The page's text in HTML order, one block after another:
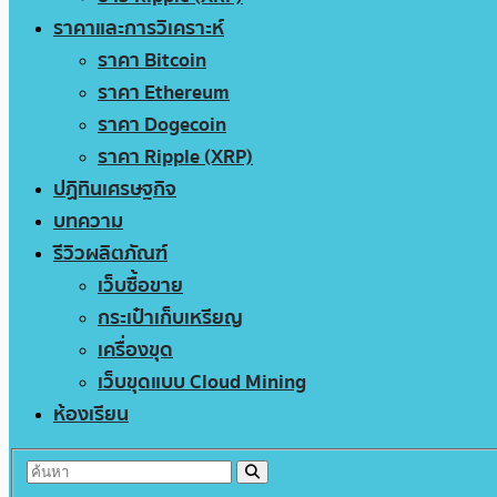
ราคาและการวิเคราะห์
ราคา Bitcoin
ราคา Ethereum
ราคา Dogecoin
ราคา Ripple (XRP)
ปฏิทินเศรษฐกิจ
บทความ
รีวิวผลิตภัณฑ์
เว็บซื้อขาย
กระเป๋าเก็บเหรียญ
เครื่องขุด
เว็บขุดแบบ Cloud Mining
ห้องเรียน